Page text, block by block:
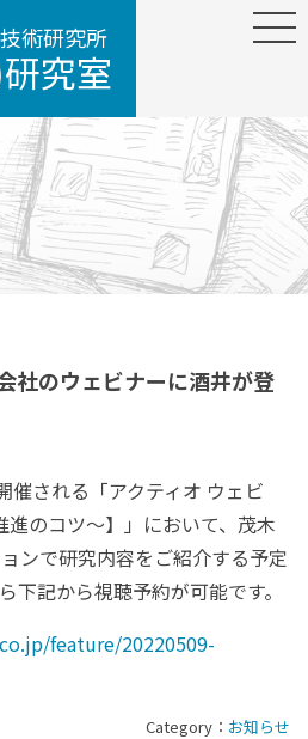
術研究所
究室
社のウェビナーに酒井が登
される「アクティオ ウェビ
進のコツ～】」において、茂木
ンで研究内容をご紹介する予定
下記から視聴予約が可能です。
feature/20220509-
Category： お知らせ